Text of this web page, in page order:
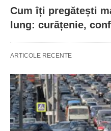
Cum îți pregătești
lung: curățenie,
ARTICOLE RECENTE